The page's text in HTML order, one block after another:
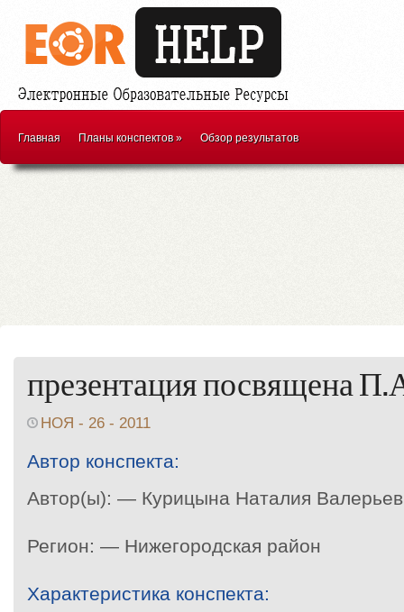
Главная Планы конспектов» Обзор результатов
презентация посвящена
НОЯ - 26 - 2011
Автор конспекта:
Автор(ы): — Курицына Наталия
Регион: — Нижегородская район
Характеристика конспекта: